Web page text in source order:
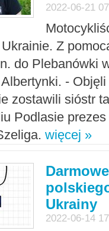
2022-06-21
Z
do Plebanówki
-
zostawili sióstr
Podlasie
więcej »
Ukrainy
2022-06-14